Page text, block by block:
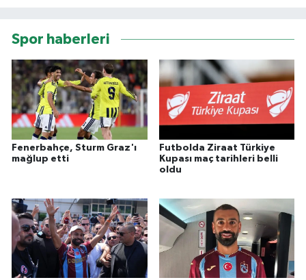
Spor haberleri
Fenerbahçe, Sturm Graz'ı
mağlup etti
Futbolda Ziraat Türkiye
Kupası maç tarihleri belli
oldu